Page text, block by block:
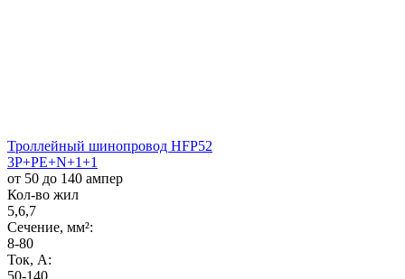
Троллейный шинопровод HFP52
3P+PE+N+1+1
от 50 до 140 ампер
Кол-во жил
5,6,7
Сечение, мм²:
8-80
Ток, А: